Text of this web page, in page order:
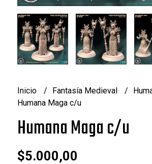
Inicio Fantasía Medieval
Humana Maga c/u
Humana Maga c/u
$5.000,00